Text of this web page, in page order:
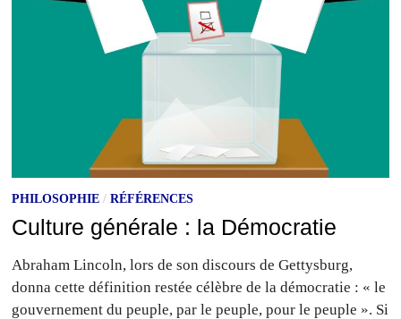
PHILOSOPHIE /RÉFÉRENCES
Culture générale : la Démocratie
Abraham Lincoln, lors de son discours de Gettysburg,
donna cette définition restée célèbre de la démocratie : « le
gouvernement du peuple, par le peuple, pour le peuple ». Si